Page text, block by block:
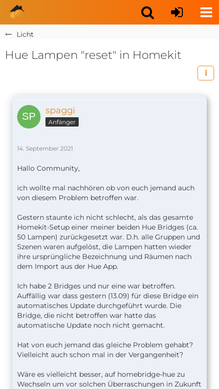
Licht
Hue Lampen "reset" in Homekit
spaggi
Anfänger
14. September 2021
Hallo Community,
ich wollte mal nachhören ob von euch jemand auch
von diesem Problem betroffen war.
Gestern staunte ich nicht schlecht, als das gesamte
Homekit-Setup einer meiner beiden Hue Bridges (ca.
50 Lampen) zurückgesetzt war. D.h. alle Gruppen und
Szenen waren aufgelöst, die Lampen hatten wieder
ihre ursprüngliche Bezeichnung und Räumen nach
dem Import aus der Hue App.
Ich habe 2 Bridges und nur eine war betroffen.
Auffällig war dass gestern (13.09) für diese Bridge ein
automatisches Update durchgeführt wurde. Die
Bridge, die nicht betroffen war hatte das
automatische Update noch nicht gemacht.
Hat von euch jemand das gleiche Problem gehabt?
Vielleicht auch schon mal in der Vergangenheit?
Wäre es vielleicht besser, auf homebridge-hue zu
Wechseln um vor solchen Überraschungen in Zukunft